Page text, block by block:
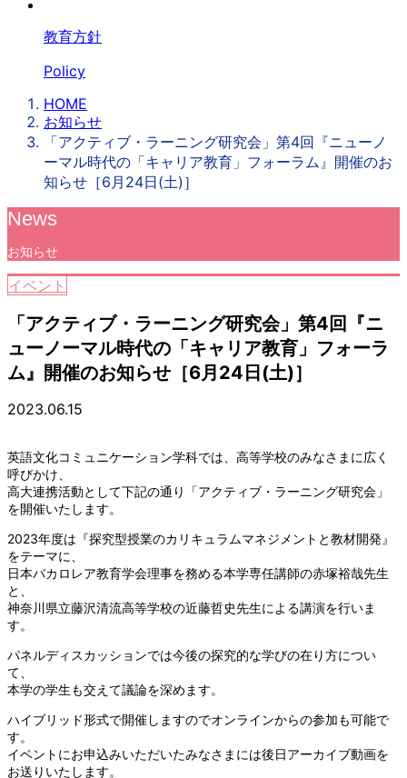
教育方針
Policy
HOME
お知らせ
「アクティブ・ラーニング研究会」第4回『ニューノ
ーマル時代の「キャリア教育」フォーラム』開催のお
知らせ［6月24日(土)］
News
お知らせ
イベント
「アクティブ・ラーニング研究会」第4回『ニ
ューノーマル時代の「キャリア教育」フォーラ
ム』開催のお知らせ［6月24日(土)］
2023.06.15
英語文化コミュニケーション学科では、高等学校のみなさまに広く
呼びかけ、
高大連携活動として下記の通り「アクティブ・ラーニング研究会」
を開催いたします。
2023年度は『探究型授業のカリキュラムマネジメントと教材開発』
をテーマに、
日本バカロレア教育学会理事を務める本学専任講師の赤塚裕哉先生
と、
神奈川県立藤沢清流高等学校の近藤哲史先生による講演を行いま
す。
パネルディスカッションでは今後の探究的な学びの在り方につい
て、
本学の学生も交えて議論を深めます。
ハイブリッド形式で開催しますのでオンラインからの参加も可能で
す。
イベントにお申込みいただいたみなさまには後日アーカイブ動画を
お送りいたします。